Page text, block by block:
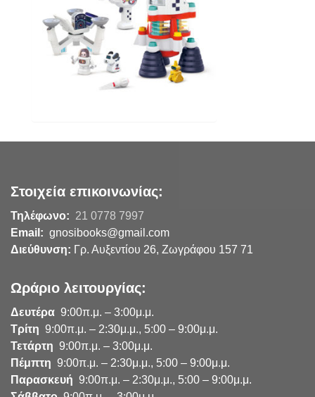
Στοιχεία επικοινωνίας:
Τηλέφωνο: 21 0778 7997
Email: gnosibooks@gmail.com
Διεύθυνση: Γρ. Αυξεντίου 26, Ζωγράφου 157 71
Ωράριο λειτουργίας:
Δευτέρα 9:00π.μ. – 3:00μ.μ.
Τρίτη 9:00π.μ. – 2:30μ.μ., 5:00 – 9:00μ.μ.
Τετάρτη 9:00π.μ. – 3:00μ.μ.
Πέμπτη 9:00π.μ. – 2:30μ.μ., 5:00 – 9:00μ.μ.
Παρασκευή 9:00π.μ. – 2:30μ.μ., 5:00 – 9:00μ.μ.